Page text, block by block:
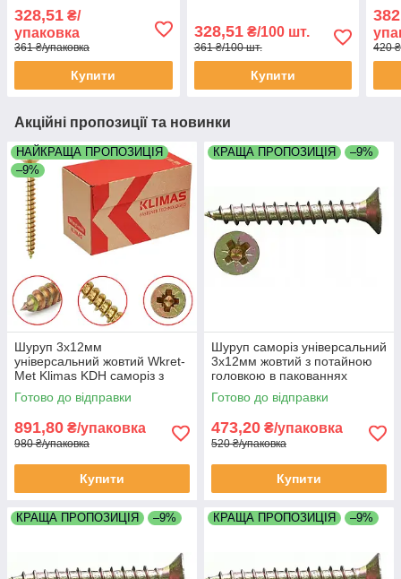
UC5060 упаковка 200 штук
328,51 ₴/
упаковка
361 ₴/упаковка
Купити
штук
328,51₴/100 шт.
361 ₴/100 шт.
Купити
штук
420
Акційні пропозиції та новинки
НАЙКРАЩА ПРОПОЗИЦІЯ
–9%
Шуруп 3х12мм
універсальний жовтий Wkret-
Met Klimas KDH саморіз з
потайною головкою упаковка
2000 штук
Готово до відправки
891,80 ₴/упаковка
980 ₴/упаковка
Купити
КРАЩА ПРОПОЗИЦІЯ –9%
Шуруп саморіз універсальний
3х12мм жовтий з потайною
головкою в пакованнях
UC3012 паковання 2000 штук
Готово до відправки
473,20 ₴/упаковка
520 ₴/упаковка
Купити
КРАЩА ПРОПОЗИЦІЯ –9% КРАЩА ПРОПОЗИЦІЯ –9%